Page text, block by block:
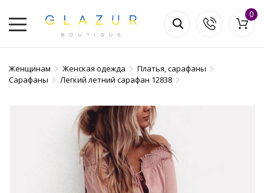
0
Женщинам Женская одежда
Платья, сарафаны
Сарафаны
Легкий летний сарафан 12838